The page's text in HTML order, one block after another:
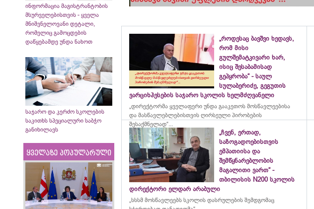
ინფორმაცია მაგისტრანტობის
მსურველებისთვის - ყველა
მნიშვნელოვანი დეტალი,
რომელიც გამოცდების
დაწყებამდე უნდა ნახოთ
საჯარო და კერძო სკოლების
საკითხს სპეციალური საბჭო
განიხილავს
ყველაზე პოპულარული
„როდესაც ბავშვი ხედავს,
რომ მისი
გულშემატკივარი ხარ,
ისიც შესაბამისად
გეპყრობა“ - საულ
სულაბერიძე, გეგუთის
ვარციხჰესების საჯარო სკოლის ხელმძღვანელი
„დირექტორმა ყველაფერი უნდა გააკეთოს მოსწავლეებისა
და მასწავლებლებისთვის ღირსეული პირობების
შესაქმნელად“...
„ჩვენ, ერთად,
საზოგადოებისთვის
ემპათიისა და
შემწყნარებლობის
მაგალითი ვართ“ -
თბილისის N200 სკოლის
დირექტორი ელდარ არაბული
„სსსმ მოსწავლეებს სკოლის დასრულების შემდგომაც